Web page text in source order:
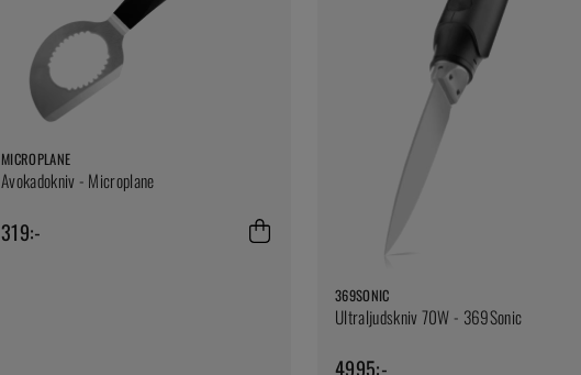
MICROPLANE
Avokadokniv - Microplane
319:-
369SONIC
Ultraljudskniv 70W - 369Sonic
4995:-